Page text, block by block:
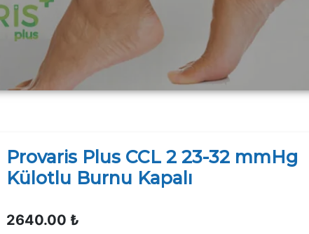
Provaris Plus CCL 2 23-32 mmHg
Külotlu Burnu Kapalı
2640.00 ₺